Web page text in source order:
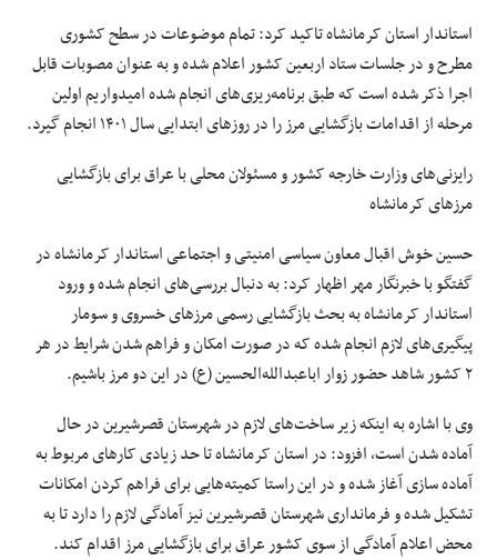
استاندار استان کرمانشاه تاکید کرد: تمام موضوعات در سطحکشوری
مطرح و در جلسات ستاد اربعین کشور اعلام شده و به عنوان مصوبات قابل
اجرا ذکر شده است که طبق برنامه‌ریزی‌های انجام شده امیدواریم اولین
مرحله از اقدامات بازگشایی مرز را در روزهای ابتدایی سال ۱۴۰۱ انجام گیرد.
رایزنی‌های وزارت خارجه کشور و مسئولان محلی با عراق برای بازگشایی
مرزهای کرمانشاه
حسین خوش اقبال معاون سیاسی امنیتی و اجتماعی استاندار کرمانشاه در
گفتگو با خبرنگار مهر اظهار کرد: به دنبال بررسی‌های انجام شده و ورود
استاندار کرمانشاه به بحث بازگشایی رسمی مرزهای خسروی وسومار
پیگیری‌های لازم انجام شده که در صورت امکان و فراهم شدن شرایط در هر
۲ کشور شاهد حضور زوار اباعبدالله‌الحسین (
ع)در این دو مرز باشیم.
وی با اشاره به اینکهزیر ساخت‌هایلازم در شهرستان قصرشیرین در حال
آماده شدن است، افزود: در استان کرمانشاه تا حد زیادی کارهای مربوط به
آماده سازی آغاز شده و در این راستا کمیته‌هایی برای فراهم کردن امکانات
تشکیل شده و فرمانداری شهرستان قصرشیرین نیز آمادگی لازم را دارد تا به
محض اعلام آمادگی از سوی کشور عراق برای بازگشایی مرز اقدام کند.